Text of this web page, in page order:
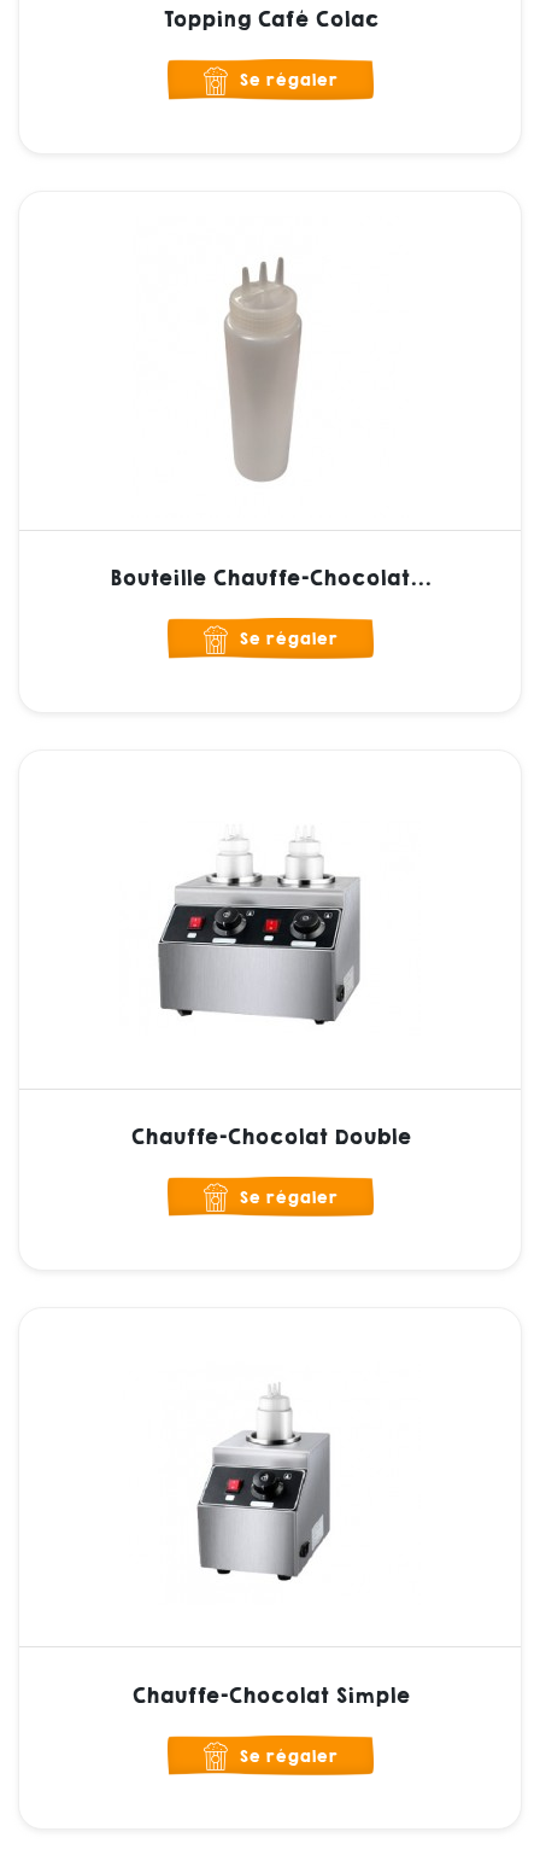
Topping Café Colac
Se régaler
Bouteille Chauffe-Chocolat...
Se régaler
Chauffe-Chocolat Double
Se régaler
Chauffe-Chocolat Simple
Se régaler